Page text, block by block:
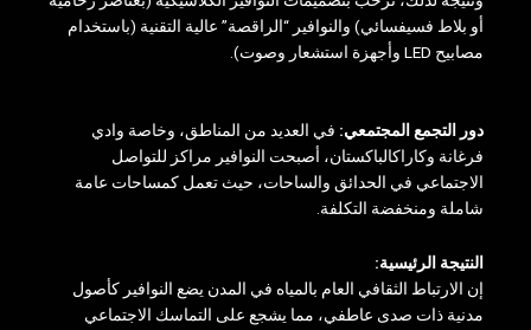
أو بلاط فسيفسائي) والنوافير “الراقصة” عالية التقنية (باستخدام
مصابيح LED وأجهزة استشعار وصوت).
دور التجمع المجتمعي: في العديد من المناطق، وخاصة وادي
فرغانة وكاراكالباكستان، أصبحت النوافير مراكز للتواصل
الاجتماعي في الحدائق والساحات، حيث تعمل كمساحات عامة
شاملة ومنخفضة التكلفة.
النتيجة الرئيسية:
إن الارتباط الثقافي العام بالمياه في المدن يضع النوافير كأصول
مدنية ذات صدى عاطفي، مما يشجع على التماسك الاجتماعي